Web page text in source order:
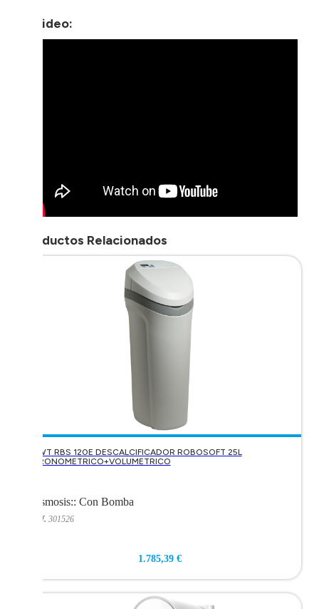
+ Video:
Productos Relacionados
BWT RBS 120E DESCALCIFICADOR ROBOSOFT 25L
CRONOMETRICO+VOLUMETRICO
Ósmosis:: Con Bomba
Ref. 301526
1.785,39 €